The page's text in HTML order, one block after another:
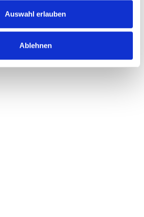
Auswahl erlauben
Ablehnen